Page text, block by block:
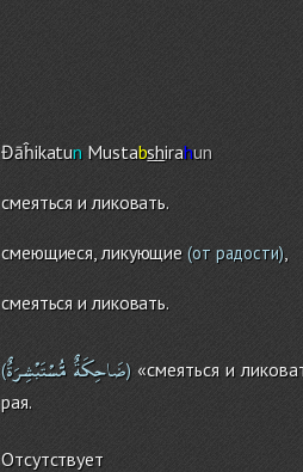
Đāĥikatun Mustabshirahun
смеяться и ликовать.
смеющиеся, ликующие (от радости),
смеяться и ликовать.
( ضَاحِكَةٌ مُّسْتَبْشِرَةٌ ) «смеяться и
рая.
Отсутствует